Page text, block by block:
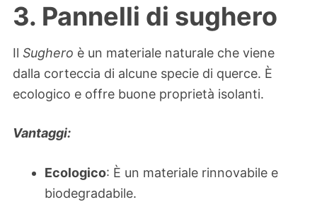
3. Pannelli di sughero
Il Sughero è un materiale naturale che viene
dalla corteccia di alcune specie di querce. È
ecologico e offre buone proprietà isolanti.
Vantaggi:
Ecologico: È un materiale rinnovabile e
biodegradabile.